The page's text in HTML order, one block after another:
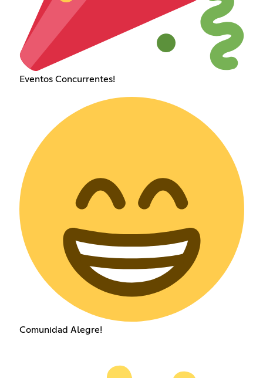
Eventos Concurrentes!
Comunidad Alegre!